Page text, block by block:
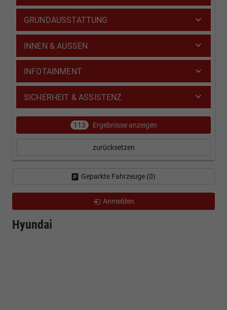
Hyundai
GRUNDAUSSTATTUNG
INNEN & AUSSEN
INFOTAINMENT
SICHERHEIT & ASSISTENZ
113 Ergebnisse anzeigen
zurücksetzen
Geparkte Fahrzeuge (0)
Anmelden